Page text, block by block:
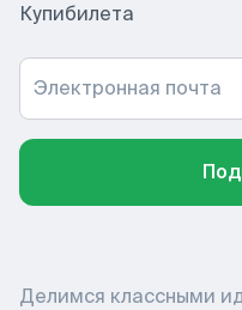
Купибилета
Электронная почта
Делимся классными